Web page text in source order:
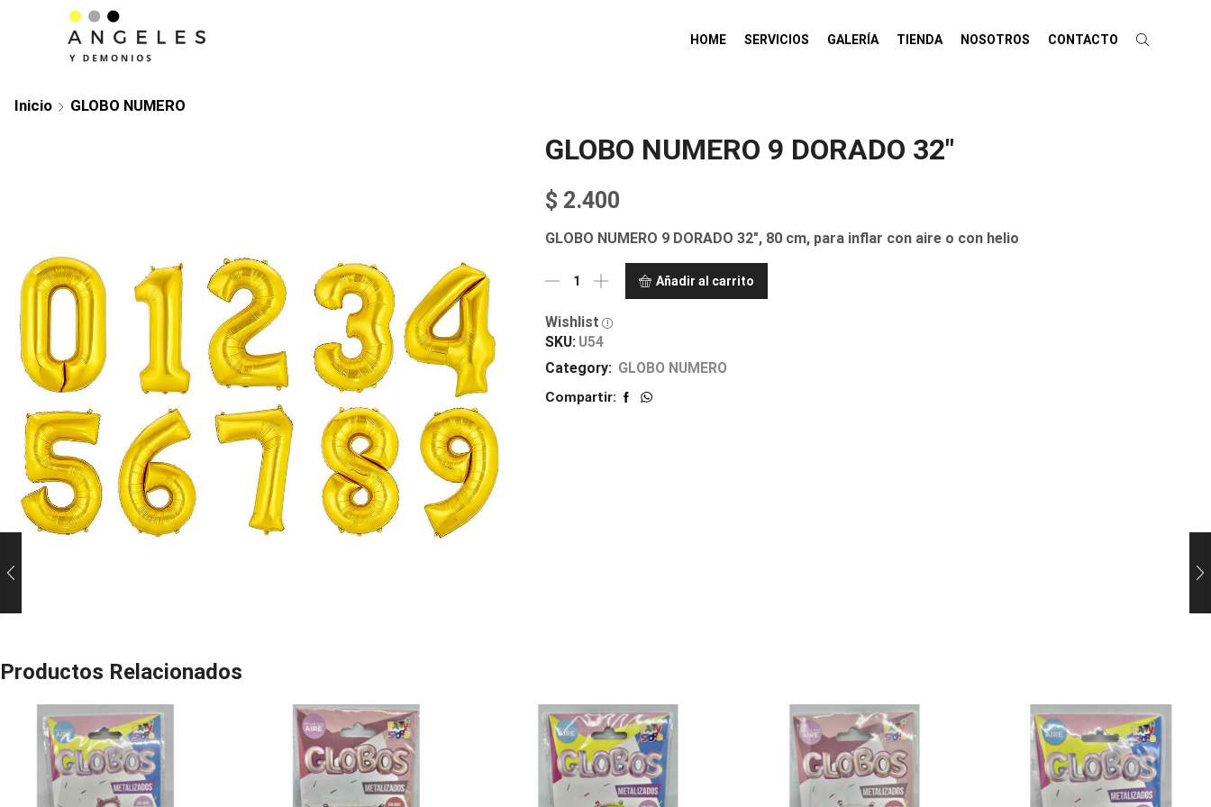
HOME SERVICIOS GALERÍA TIENDA NOSOTROS CONTACTO
Inicio GLOBO NUMERO
GLOBO NUMERO 9 DORADO 32″
$ 2.400
GLOBO NUMERO 9 DORADO 32″, 80 cm, para inflar con aire o con helio
Añadir al carrito
Wishlist
SKU: U54
Category: GLOBO NUMERO
Compartir:
Productos Relacionados